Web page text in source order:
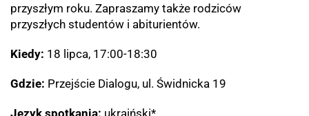
przyszłym roku. Zapraszamy także rodziców
przyszłych studentów i abiturientów.
Kiedy: 18 lipca, 17:00-18:30
Gdzie: Przejście Dialogu, ul. Świdnicka 19
Język spotkania: ukraiński*